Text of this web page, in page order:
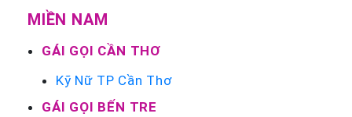
MIỀN NAM
GÁI GỌI CẦN THƠ
Kỹ Nữ TP Cần Thơ
GÁI GỌI BẾN TRE